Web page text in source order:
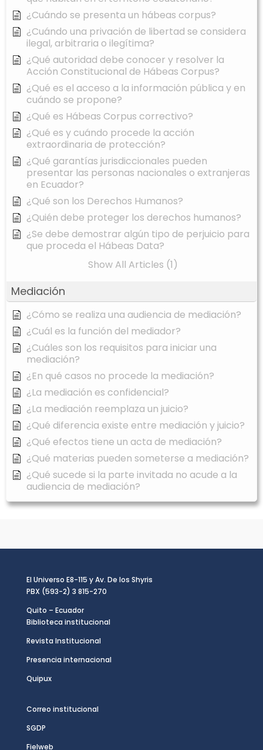
¿Cuándo se presenta un hábeas corpus?
¿Cuándo una privación de libertad se considera
ilegal, arbitraria o ilegítima?
¿Qué autoridad debe conocer y resolver la
Acción Constitucional de Hábeas Corpus?
¿Qué es el acceso a la información pública y en
cuándo se propone?
¿Qué es Hábeas Corpus correctivo?
¿Qué es y cuándo procede la acción
extraordinaria de protección?
¿Qué garantías jurisdiccionales pueden
presentar las personas nacionales o extranjeras
en Ecuador?
¿Qué son los Derechos Humanos?
¿Quién debe proteger los derechos humanos?
¿Se debe demostrar algún tipo de perjuicio para
que proceda el Hábeas Data?
Show All Articles (1)
Mediación
¿Cómo se realiza una audiencia de mediación?
¿Cuál es la función del mediador?
¿Cuáles son los requisitos para iniciar una
mediación?
¿En qué casos no procede la mediación?
¿La mediación es confidencial?
¿La mediación reemplaza un juicio?
¿Qué diferencia existe entre mediación y juicio?
¿Qué efectos tiene un acta de mediación?
¿Qué materias pueden someterse a mediación?
¿Qué sucede si la parte invitada no acude a la
audiencia de mediación?
El Universo E8-115 y Av. De los Shyris
PBX (593-2) 3 815-270
Quito – Ecuador
Biblioteca institucional
Revista Institucional
Presencia internacional
Quipux
Correo institucional
SGDP
Fielweb